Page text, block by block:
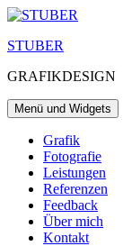
Zum
springen
STUBER
GRAFIKDESIGN
Menü und Widgets
Grafik
Fotografie
Leistungen
Referenzen
Feedback
Über mich
Kontakt